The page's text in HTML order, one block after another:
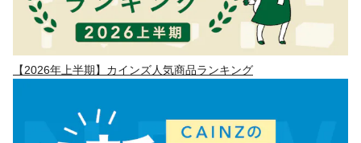
【2026年上半期】カインズ人気商品ランキング